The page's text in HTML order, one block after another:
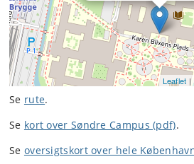
Leaflet
Se rute.
Se kort over Søndre Campus (pdf).
Se oversigtskort over hele